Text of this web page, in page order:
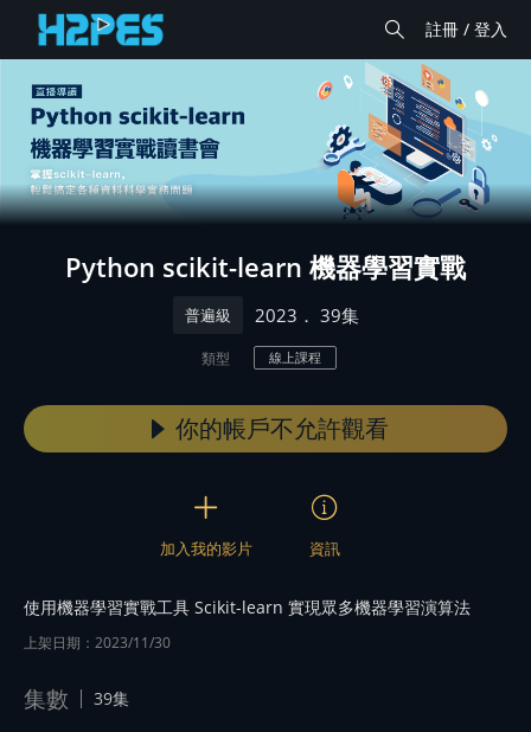
註冊 / 登入
Python scikit-learn 機器學習實戰
普遍級 2023 ． 39集
類型 線上課程
你的帳戶不允許觀看
加入我的影片 資訊
使用機器學習實戰工具 Scikit-learn 實現眾多機器學習演算法
上架日期：2023/11/30
集數 39集